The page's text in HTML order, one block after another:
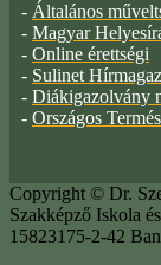
- Általános
- Magyar
- Online érettségi
- Sulinet
- Diákigazolvány
- Országos
Copyright © Dr.
Szakképző Iskola
15823175-2-42